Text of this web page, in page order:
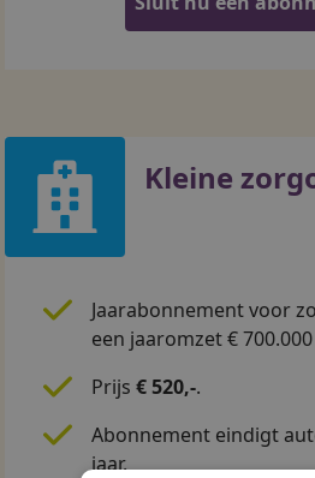
Kleine
Jaarabonnement voor
een jaaromzet €
Prijs € 520,-.
Abonnement eindigt
jaar.